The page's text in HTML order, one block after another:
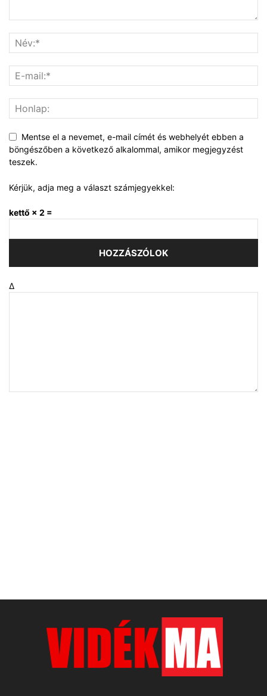
Mentse el a nevemet, e-mail címét és webhelyét ebben a
böngészőben a következő alkalommal, amikor megjegyzést
teszek.
Kérjük, adja meg a választ számjegyekkel:
kettő × 2 =
Δ